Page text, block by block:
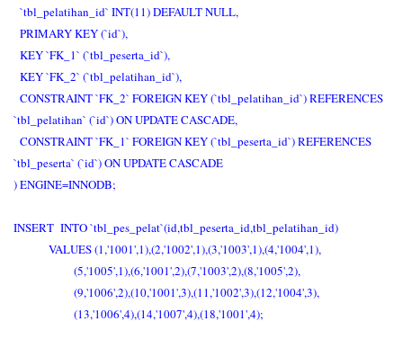
`tbl_pelatihan_id` INT(11) DEFAULT NULL,
PRIMARY KEY (`id`),
KEY `FK_1` (`tbl_peserta_id`),
KEY `FK_2` (`tbl_pelatihan_id`),
CONSTRAINT `FK_2` FOREIGN KEY (`tbl_pelatihan_id`) REFERENCES
`tbl_pelatihan` (`id`) ON UPDATE CASCADE,
CONSTRAINT `FK_1` FOREIGN KEY (`tbl_peserta_id`) REFERENCES
`tbl_peserta` (`id`) ON UPDATE CASCADE
) ENGINE=INNODB;
INSERT INTO `tbl_pes_pelat`(id,tbl_peserta_id,tbl_pelatihan_id)
VALUES (1,'1001',1),(2,'1002',1),(3,'1003',1),(4,'1004',1),
(5,'1005',1),(6,'1001',2),(7,'1003',2),(8,'1005',2),
(9,'1006',2),(10,'1001',3),(11,'1002',3),(12,'1004',3),
(13,'1006',4),(14,'1007',4),(18,'1001',4);